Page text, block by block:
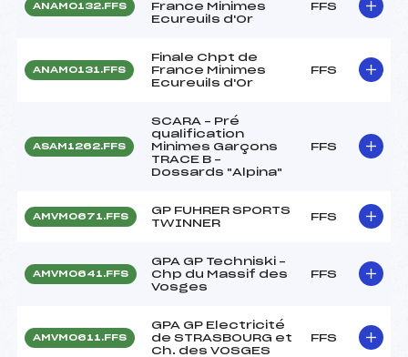
ANAM0132.FFS
France Minimes
Ecureuils d'Or
FFS
ANAM0131.FFS
Finale Chpt de
France Minimes
Ecureuils d'Or
FFS
ASAM1262.FFS
SCARA – Pré
qualification
Minimes Garçons
TRACE B –
Dossards "Alpina"
FFS
AMVM0671.FFS
GP FUHRER SPORTS
TWINNER
FFS
AMVM0641.FFS
GPA GP Techniski –
Chp du Massif des
Vosges
FFS
AMVM0611.FFS
GPA GP Electricité
de STRASBOURG et
Ch. des VOSGES
FFS